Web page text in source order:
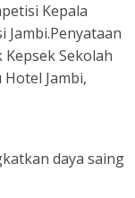
Kepala
Sekolah
Jambi,
daya saing